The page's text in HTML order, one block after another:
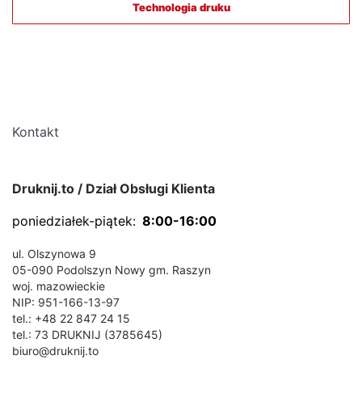
Technologia druku
Kontakt
Druknij.to / Dział Obsługi Klienta
poniedziałek-piątek: 8:00-16:00
ul. Olszynowa 9
05-090 Podolszyn Nowy gm. Raszyn
woj. mazowieckie
NIP: 951-166-13-97
tel.: +48 22 847 24 15
tel.: 73 DRUKNIJ (3785645)
biuro@druknij.to